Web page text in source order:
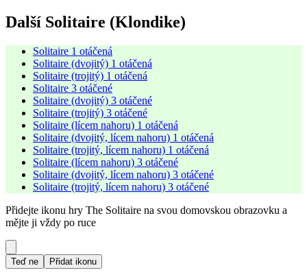
Další Solitaire (Klondike)
Solitaire 1 otáčená
Solitaire (dvojitý) 1 otáčená
Solitaire (trojitý) 1 otáčená
Solitaire 3 otáčené
Solitaire (dvojitý) 3 otáčené
Solitaire (trojitý) 3 otáčené
Solitaire (lícem nahoru) 1 otáčená
Solitaire (dvojitý, lícem nahoru) 1 otáčená
Solitaire (trojitý, lícem nahoru) 1 otáčená
Solitaire (lícem nahoru) 3 otáčené
Solitaire (dvojitý, lícem nahoru) 3 otáčené
Solitaire (trojitý, lícem nahoru) 3 otáčené
Přidejte ikonu hry The Solitaire na svou domovskou obrazovku a
mějte ji vždy po ruce
Teď ne Přidat ikonu